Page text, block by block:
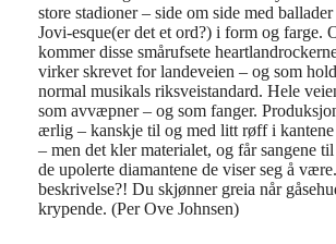
store stadioner – side om side med ballader
Jovi-esque(er det et ord?) i form og farge.
kommer disse smårufsete
virkerskrevet for landeveien – og som
normal musikals riksveistandard. Hele
som avvæpner – og som fanger.
ærlig – kanskje til og med litt røff i kantene
– men det kler materialet, og får sangene
de upolerte diamantene de viser seg å være.
beskrivelse?! Du skjønner greia når
krypende. (Per Ove Johnsen)